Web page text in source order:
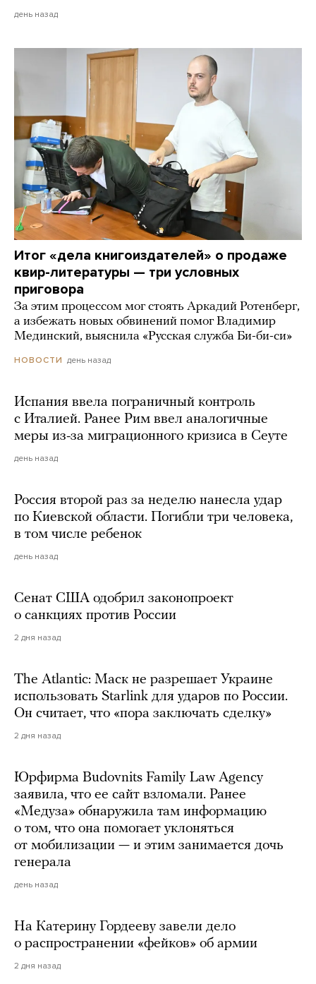
день назад
Итог «дела книгоиздателей» о продаже
квир-литературы — три условных
приговора
За этим процессом мог стоять Аркадий Ротенберг,
а избежать новых обвинений помог Владимир
Мединский, выяснила «Русская служба Би-би-си»
НОВОСТИ день назад
Испания ввела пограничный контроль
с Италией. Ранее Рим ввел аналогичные
меры из-за миграционного кризиса в Сеуте
день назад
Россия второй раз за неделю нанесла удар
по Киевской области. Погибли три человека,
в том числе ребенок
день назад
Сенат США одобрил законопроект
о санкциях против России
2 дня назад
The Atlantic: Маск не разрешает Украине
использовать Starlink для ударов по России.
Он считает, что «пора заключать сделку»
2 дня назад
Юрфирма Budovnits Family Law Agency
заявила, что ее сайт взломали. Ранее
«Медуза» обнаружила там информацию
о том, что она помогает уклоняться
от мобилизации — и этим занимается дочь
генерала
день назад
На Катерину Гордееву завели дело
о распространении «фейков» об армии
2 дня назад